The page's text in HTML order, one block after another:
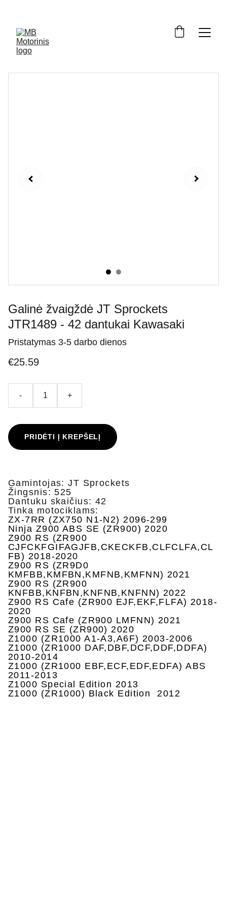
Galinė žvaigždė JT Sprockets
JTR1489 - 42 dantukai Kawasaki
Pristatymas 3-5 darbo dienos
€25.59
- +
PRIDĖTI Į KREPŠELĮ
Gamintojas: JT Sprockets
Žingsnis: 525
Dantuku skaičius: 42
Tinka motociklams:
ZX-7RR (ZX750 N1-N2) 2096-299
Ninja Z900 ABS SE (ZR900) 2020
Z900 RS (ZR900
CJFCKFGIFAGJFB,CKECKFB,CLFCLFA,CL
FB) 2018-2020
Z900 RS (ZR9D0
KMFBB,KMFBN,KMFNB,KMFNN) 2021
Z900 RS (ZR900
KNFBB,KNFBN,KNFNB,KNFNN) 2022
Z900 RS Cafe (ZR900 EJF,EKF,FLFA) 2018-
2020
Z900 RS Cafe (ZR900 LMFNN) 2021
Z900 RS SE (ZR900) 2020
Z1000 (ZR1000 A1-A3,A6F) 2003-2006
Z1000 (ZR1000 DAF,DBF,DCF,DDF,DDFA)
2010-2014
Z1000 (ZR1000 EBF,ECF,EDF,EDFA) ABS
2011-2013
Z1000 Special Edition 2013
Z1000 (ZR1000) Black Edition 2012